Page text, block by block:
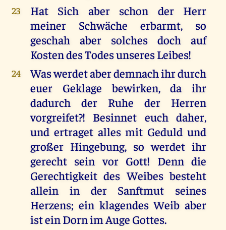
23
Hat Sich aber schon der Herr
meiner Schwäche erbarmt, so
geschah aber solches doch auf
Kosten des Todes unseres Leibes!
24
Was werdet aber demnach ihr durch
euer Geklage bewirken, da ihr
dadurch der Ruhe der Herren
vorgreifet?! Besinnet euch daher,
und ertraget alles mit Geduld und
großer Hingebung, so werdet ihr
gerecht sein vor Gott! Denn die
Gerechtigkeit des Weibes besteht
allein in der Sanftmut seines
Herzens; ein klagendes Weib aber
ist ein Dorn im Auge Gottes.